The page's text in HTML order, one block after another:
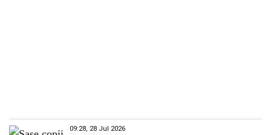
09:28, 28 Jul 2026